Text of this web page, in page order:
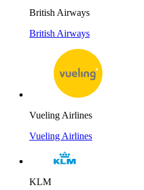
British Airways
British Airways
Vueling Airlines
Vueling Airlines
KLM